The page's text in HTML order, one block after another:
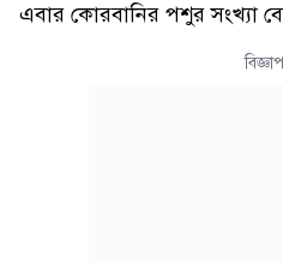
এবার কোরবানির পশুর সংখ্যা